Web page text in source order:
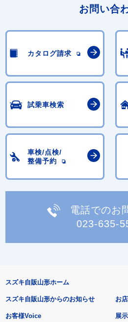
お問い合
カタログ請求
試乗車検索
車検/点検/
整備予約
電話でのお
023-635-
スズキ自販山形ホーム
スズキ自販山形からのお知らせ
お客様Voice
お
展